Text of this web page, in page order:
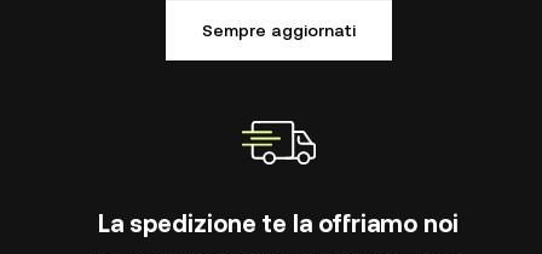
Sempre aggiornati
La spedizione te la offriamo noi